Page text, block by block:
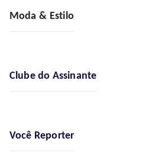
Moda & Estilo
Clube do Assinante
Você Reporter